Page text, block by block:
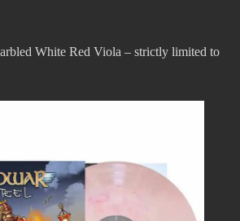
White Red Viola – strictly limited to